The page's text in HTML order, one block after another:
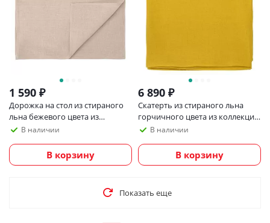
1 590 ₽
Дорожка на стол из стираного
льна бежевого цвета из
коллекции essential, 45х150 см
В наличии
В корзину
6 890 ₽
Скатерть из стираного льна
горчичного цвета из коллекции
Essential, 170х170 см
В наличии
В корзину
Показать еще